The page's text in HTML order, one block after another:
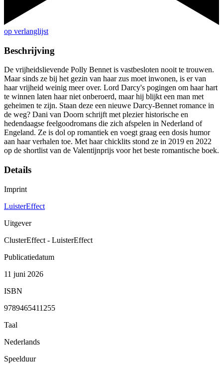
op verlanglijst
Beschrijving
De vrijheidslievende Polly Bennet is vastbesloten nooit te trouwen.
Maar sinds ze bij het gezin van haar zus moet inwonen, is er van
haar vrijheid weinig meer over. Lord Darcy's pogingen om haar hart
te winnen laten haar niet onberoerd, maar hij blijkt een man met
geheimen te zijn. Staan deze een nieuwe Darcy-Bennet romance in
de weg? Dani van Doorn schrijft met plezier historische en
hedendaagse feelgoodromans die zich afspelen in Nederland of
Engeland. Ze is dol op romantiek en voegt graag een dosis humor
aan haar verhalen toe. Met haar chicklits stond ze in 2019 en 2022
op de shortlist van de Valentijnprijs voor het beste romantische boek.
Details
Imprint
LuisterEffect
Uitgever
ClusterEffect - LuisterEffect
Publicatiedatum
11 juni 2026
ISBN
9789465411255
Taal
Nederlands
Speelduur